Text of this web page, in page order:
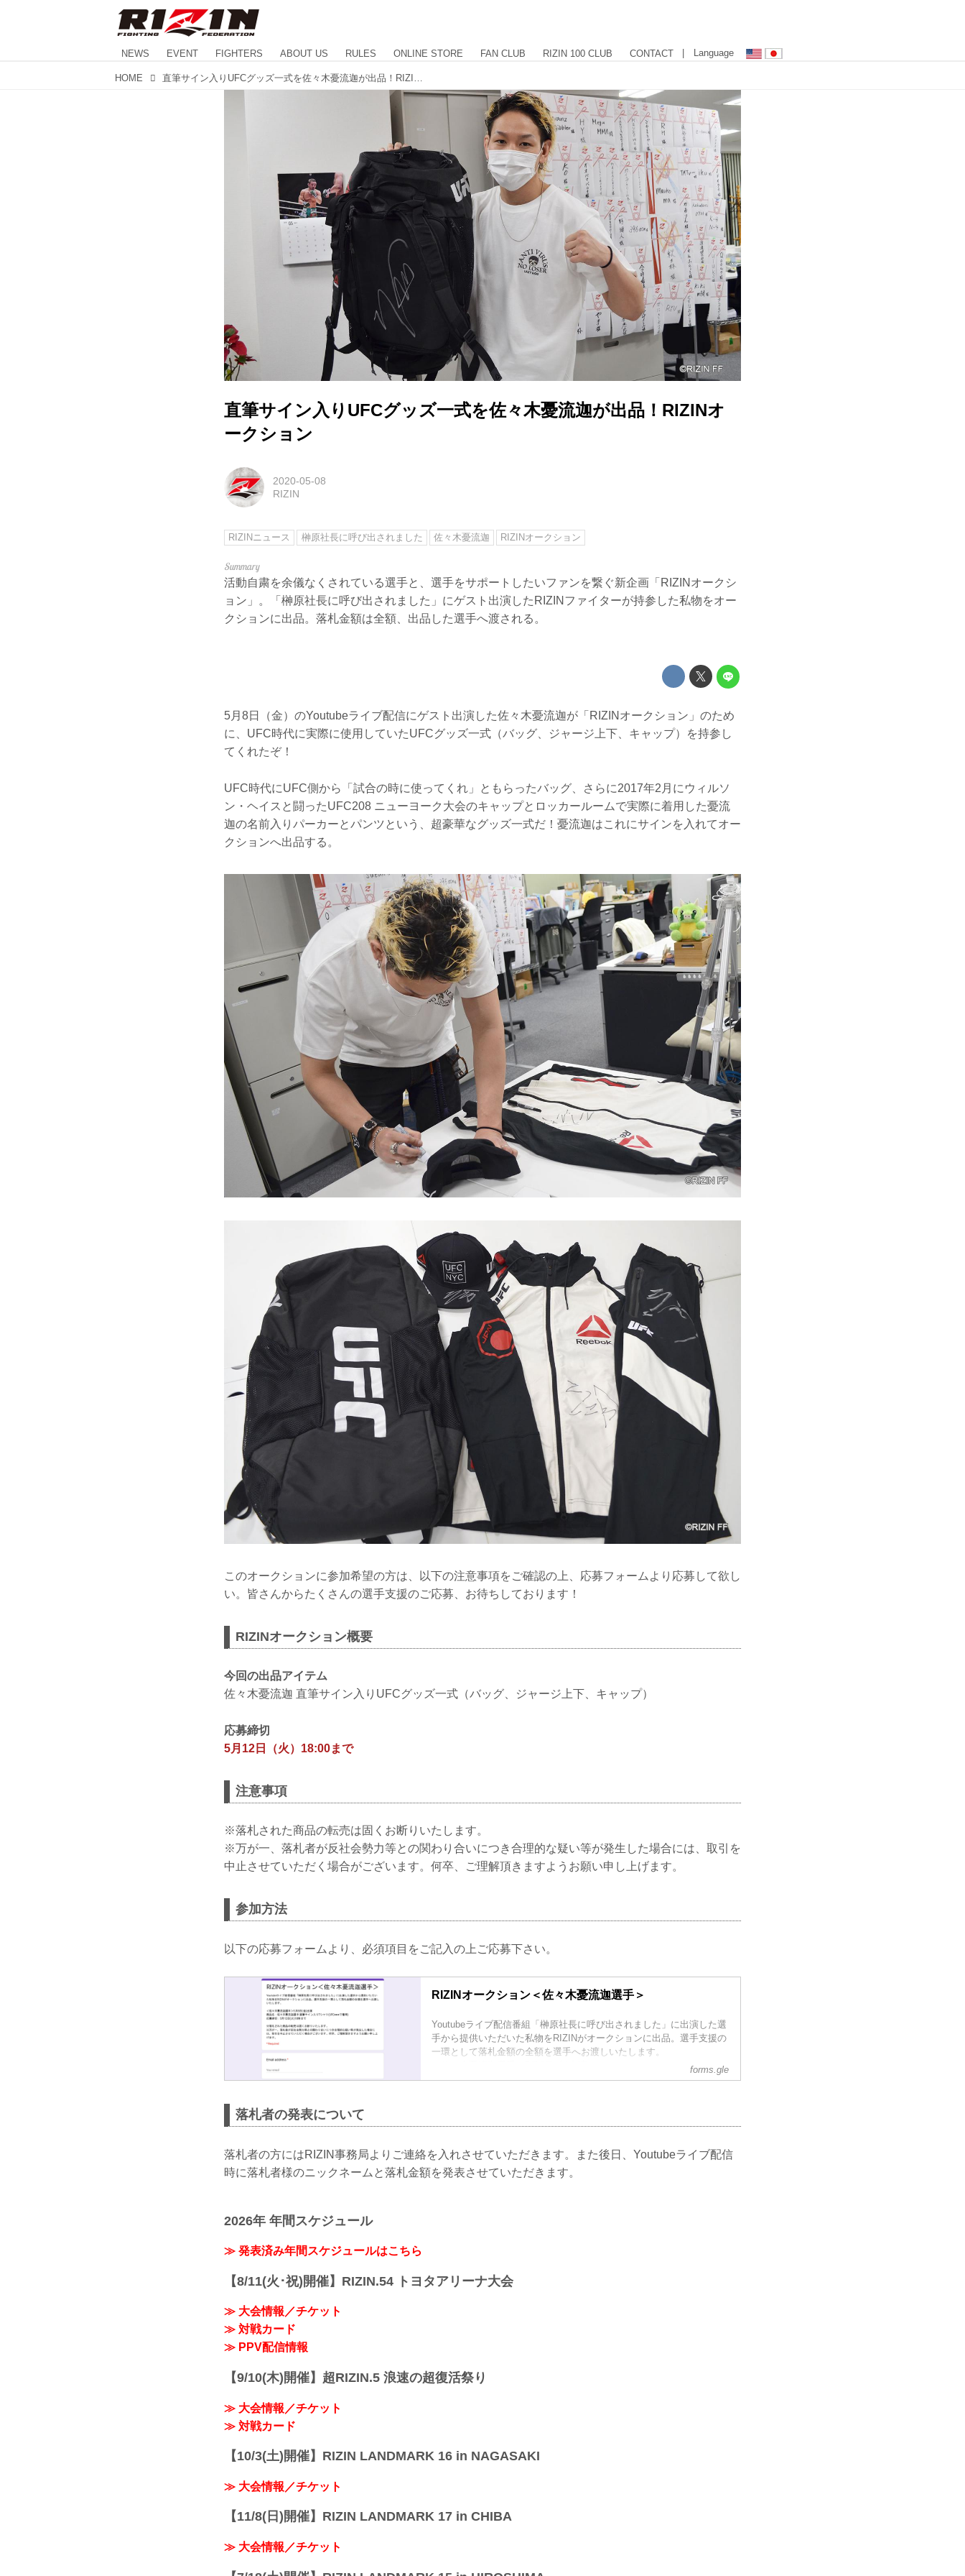
NEWS EVENT FIGHTERS ABOUT US RULES ONLINE STORE FAN CLUB RIZIN 100 CLUB CONTACT | Language
HOME
直筆サイン入りUFCグッズ一式を佐々木憂流迦が出品！RIZINオ
ークション
2020-05-08
RIZIN
RIZINニュース 榊原社長に呼び出されました 佐々木憂流迦 RIZINオークション
活動自粛を余儀なくされている選手と、選手をサポートしたいファンを繋ぐ新企画「RIZINオークシ
ョン」。「榊原社長に呼び出されました」にゲスト出演したRIZINファイターが持参した私物をオー
クションに出品。落札金額は全額、出品した選手へ渡される。
5月8日（金）のYoutubeライブ配信にゲスト出演した佐々木憂流迦が「RIZINオークション」のため
に、UFC時代に実際に使用していたUFCグッズ一式（バッグ、ジャージ上下、キャップ）を持参し
てくれたぞ！
UFC時代にUFC側から「試合の時に使ってくれ」ともらったバッグ、さらに2017年2月にウィルソ
ン・ヘイスと闘ったUFC208 ニューヨーク大会のキャップとロッカールームで実際に着用した憂流
迦の名前入りパーカーとパンツという、超豪華なグッズ一式だ！憂流迦はこれにサインを入れてオー
クションへ出品する。
このオークションに参加希望の方は、以下の注意事項をご確認の上、応募フォームより応募して欲し
い。皆さんからたくさんの選手支援のご応募、お待ちしております！
RIZINオークション概要
今回の出品アイテム
佐々木憂流迦 直筆サイン入りUFCグッズ一式（バッグ、ジャージ上下、キャップ）
応募締切
5月12日（火）18:00まで
注意事項
※落札された商品の転売は固くお断りいたします。
※万が一、落札者が反社会勢力等との関わり合いにつき合理的な疑い等が発生した場合には、取引を
中止させていただく場合がございます。何卒、ご理解頂きますようお願い申し上げます。
参加方法
以下の応募フォームより、必須項目をご記入の上ご応募下さい。
RIZINオークション＜佐々木憂流迦選手＞
Youtubeライブ配信番組「榊原社長に呼び出されました」に出演した選
手から提供いただいた私物をRIZINがオークションに出品。選手支援の
一環として落札金額の全額を選手へお渡しいたします。
商品名：佐々木憂流迦選手 直筆サイン入りTシャツ(UFC●●●で着用)
forms.gle
落札者の発表について
落札者の方にはRIZIN事務局よりご連絡を入れさせていただきます。また後日、Youtubeライブ配信
時に落札者様のニックネームと落札金額を発表させていただきます。
2026年 年間スケジュール
≫ 発表済み年間スケジュールはこちら
【8/11(火･祝)開催】RIZIN.54 トヨタアリーナ大会
≫ 大会情報／チケット
≫ 対戦カード
≫ PPV配信情報
【9/10(木)開催】超RIZIN.5 浪速の超復活祭り
≫ 大会情報／チケット
≫ 対戦カード
【10/3(土)開催】RIZIN LANDMARK 16 in NAGASAKI
≫ 大会情報／チケット
【11/8(日)開催】RIZIN LANDMARK 17 in CHIBA
≫ 大会情報／チケット